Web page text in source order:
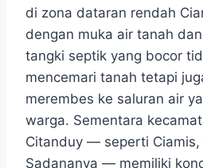
di zona dataran rendah
dengan muka air tanah
tangki septik yang bocor
mencemari tanah tetapi
merembes ke saluran air
warga. Sementara
Citanduy — seperti Ciamis,
Sadananya — memiliki